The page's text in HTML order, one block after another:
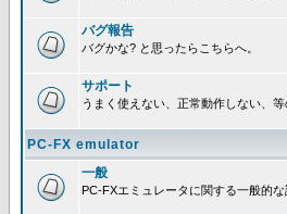
バグ報告
バグかな? と思ったらこちらへ。
サポート
うまく使えない、正常動作しない、等
PC-FX emulator
一般
PC-FXエミュレータに関する一般的な